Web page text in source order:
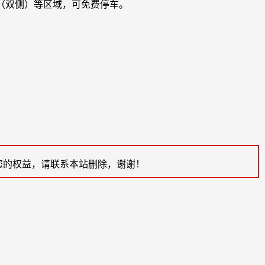
侧）等区域，可免费停车。
权益，请联系本站删除，谢谢！